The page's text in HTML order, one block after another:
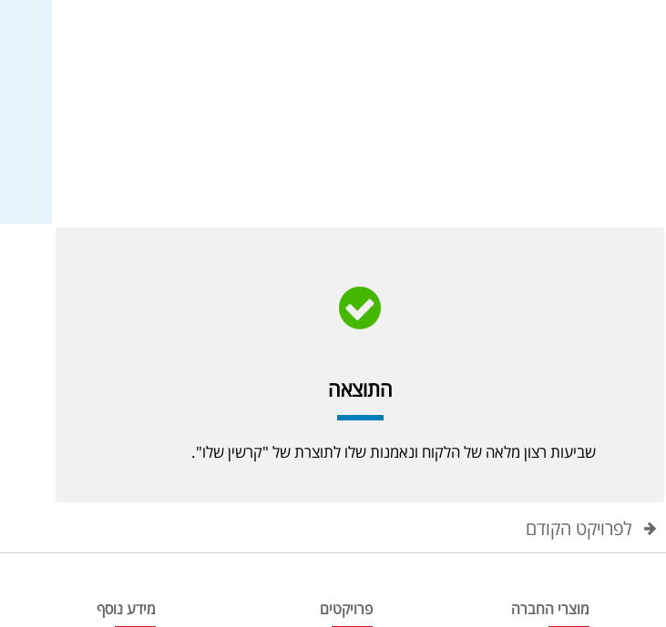
התוצאה
שביעות רצון מלאה של הלקוח ונאמנות שלו לתוצרת של "קרשין שלו".
לפרויקט הקודם
מוצרי החברה פרויקטים מידע נוסף